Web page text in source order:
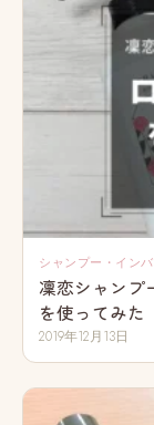
シャンプー・イン
凜恋シャンプ
を使ってみた
2019年12月13日